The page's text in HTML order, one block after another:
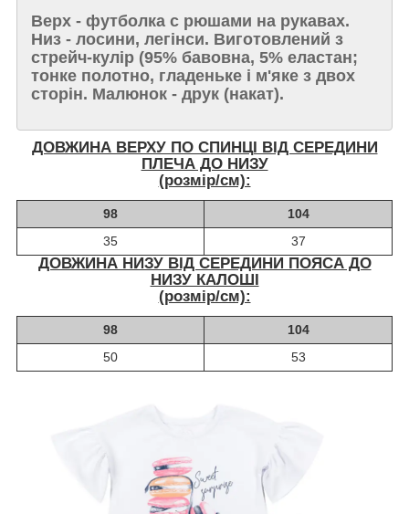
Верх - футболка c рюшами на рукавах.
Низ - лосини, легінси. Виготовлений з
стрейч-кулір (95% бавовна, 5% еластан;
тонке полотно, гладеньке і м'яке з двох
сторін. Малюнок - друк (накат).
ДОВЖИНА ВЕРХУ ПО СПИНЦІ ВІД СЕРЕДИНИ
ПЛЕЧА ДО НИЗУ
(розмір/см):
98
104
35
37
ДОВЖИНА НИЗУ ВІД СЕРЕДИНИ ПОЯСА ДО
НИЗУ КАЛОШІ
(розмір/см):
98
104
50
53